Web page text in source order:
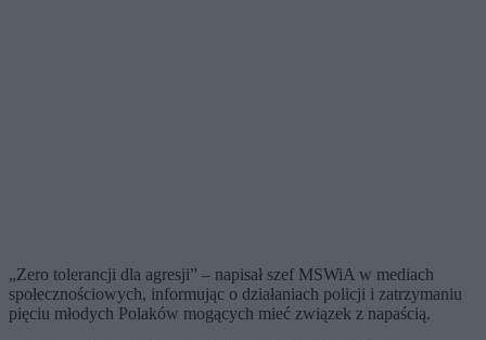
„Zero tolerancji dla agresji” – napisał szef MSWiA w mediach
społecznościowych, informując o działaniach policji i zatrzymaniu
pięciu młodych Polaków mogących mieć związek z napaścią.